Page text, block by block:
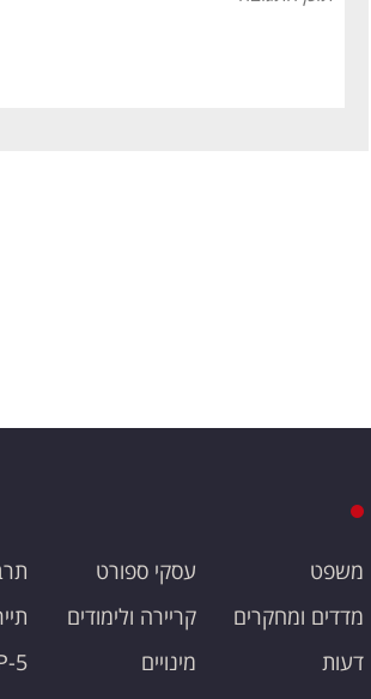
משפט
מדדים ומחקרים
דעות
עסקי ספורט
קריירה ולימודים
מינויים
5